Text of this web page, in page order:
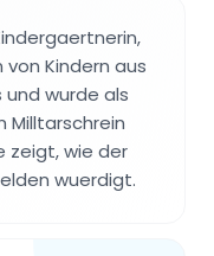
Kindern aus
wurde als
Milltarschrein
zeigt, wie der
wuerdigt.